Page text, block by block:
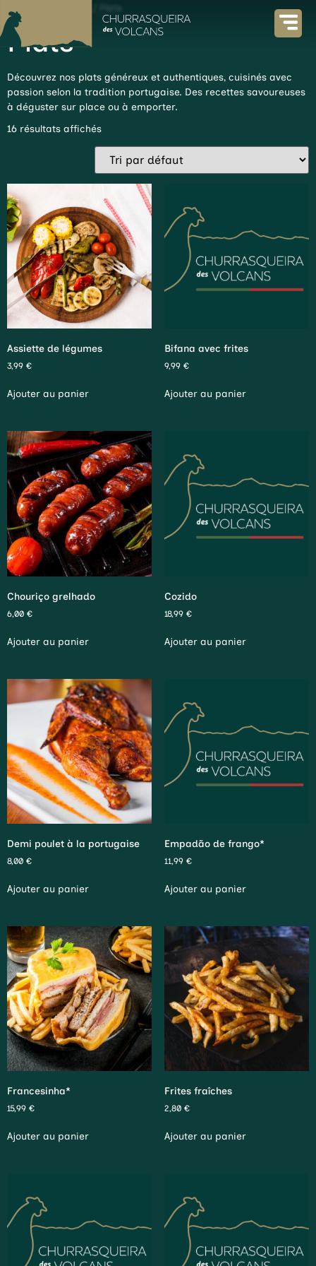
Plats
Découvrez nos plats généreux et authentiques, cuisinés avec
passion selon la tradition portugaise. Des recettes savoureuses
à déguster sur place ou à emporter.
16 résultats affichés
Assiette de légumes
3,99 €
Ajouter au panier
Bifana avec frites
9,99 €
Ajouter au panier
Chouriço grelhado
6,00 €
Ajouter au panier
Cozido
18,99 €
Ajouter au panier
Demi poulet à la portugaise
8,00 €
Ajouter au panier
Empadão de frango*
11,99 €
Ajouter au panier
Francesinha*
15,99 €
Ajouter au panier
Frites fraîches
2,80 €
Ajouter au panier